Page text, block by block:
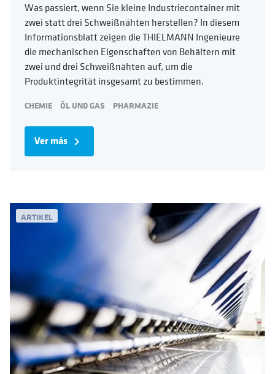
Was passiert, wenn Sie kleine Industriecontainer mit
zwei statt drei Schweißnähten herstellen? In diesem
Informationsblatt zeigen die THIELMANN Ingenieure
die mechanischen Eigenschaften von Behältern mit
zwei und drei Schweißnähten auf, um die
Produktintegrität insgesamt zu bestimmen.
CHEMIE ÖL UND GAS PHARMAZIE
Ver más navigate_next
ARTIKEL